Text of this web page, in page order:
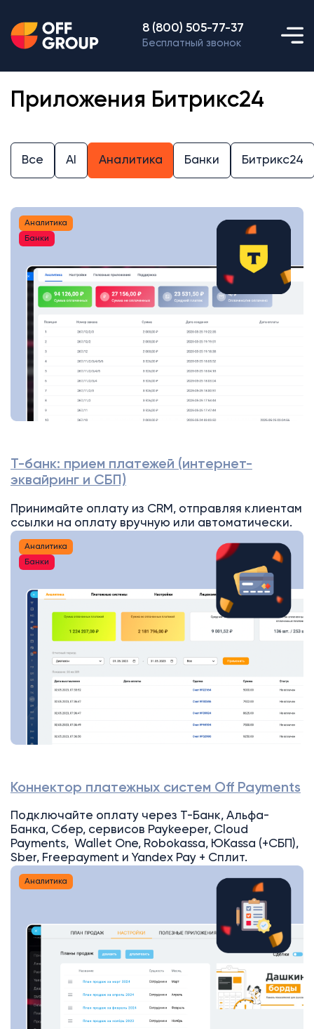
8 (800) 505-77-37
Бесплатный звонок
Приложения Битрикс24
Все AI Аналитика Банки Битрикс24
Аналитика
Банки
Т-банк: прием платежей (интернет-
эквайринг и СБП)
Принимайте оплату из CRM, отправляя клиентам
ссылки на оплату вручную или автоматически.
Аналитика
Банки
Коннектор платежных систем Off Payments
Подключайте оплату через Т-Банк, Альфа-
Банка, Сбер, сервисов Paykeeper, Cloud
Payments, Wallet One, Robokassa, ЮKassa (+СБП),
Sber, Freepayment и Yandex Pay + Сплит.
Аналитика